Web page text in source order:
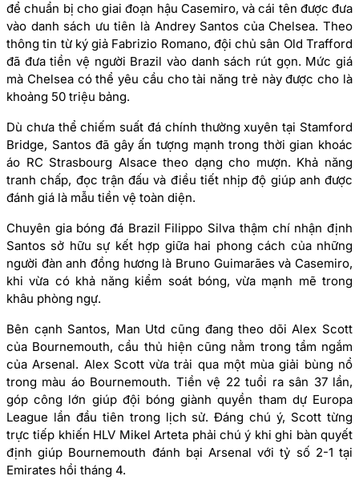
để chuẩn bị cho giai đoạn hậu Casemiro, và cái tên được đưa
vào danh sách ưu tiên là Andrey Santos của Chelsea. Theo
thông tin từ ký giả Fabrizio Romano, đội chủ sân Old Trafford
đã đưa tiền vệ người Brazil vào danh sách rút gọn. Mức giá
mà Chelsea có thể yêu cầu cho tài năng trẻ này được cho là
khoảng 50 triệu bảng.
Dù chưa thể chiếm suất đá chính thường xuyên tại Stamford
Bridge, Santos đã gây ấn tượng mạnh trong thời gian khoác
áo RC Strasbourg Alsace theo dạng cho mượn. Khả năng
tranh chấp, đọc trận đấu và điều tiết nhịp độ giúp anh được
đánh giá là mẫu tiền vệ toàn diện.
Chuyên gia bóng đá Brazil Filippo Silva thậm chí nhận định
Santos sở hữu sự kết hợp giữa hai phong cách của những
người đàn anh đồng hương là Bruno Guimarães và Casemiro,
khi vừa có khả năng kiểm soát bóng, vừa mạnh mẽ trong
khâu phòng ngự.
Bên cạnh Santos, Man Utd cũng đang theo dõi Alex Scott
của Bournemouth, cầu thủ hiện cũng nằm trong tầm ngắm
của Arsenal. Alex Scott vừa trải qua một mùa giải bùng nổ
trong màu áo Bournemouth. Tiền vệ 22 tuổi ra sân 37 lần,
góp công lớn giúp đội bóng giành quyền tham dự Europa
League lần đầu tiên trong lịch sử. Đáng chú ý, Scott từng
trực tiếp khiến HLV Mikel Arteta phải chú ý khi ghi bàn quyết
định giúp Bournemouth đánh bại Arsenal với tỷ số 2-1 tại
Emirates hồi tháng 4.